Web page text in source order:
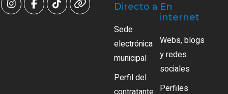
Directo a
Sede
electrónica
municipal
Perfil del
En
internet
Webs, blogs
y redes
sociales
Perfiles